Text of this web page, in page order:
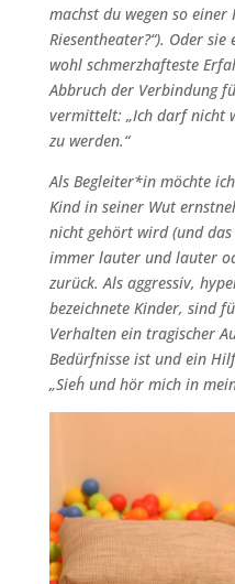
machst du wegen so
Riesentheater?“). Oder
wohl schmerzhafteste
Abbruch der Verbindung
vermittelt: „Ich darf nicht
zu werden.“
Als Begleiter*in möchte
Kind in seiner Wut
nicht gehört wird (und
immer lauter und lauter
zurück. Als aggressiv,
bezeichnete Kinder, sind
Verhalten ein tragischer
Bedürfnisse ist und ein
„Sieh´ und hör mich in